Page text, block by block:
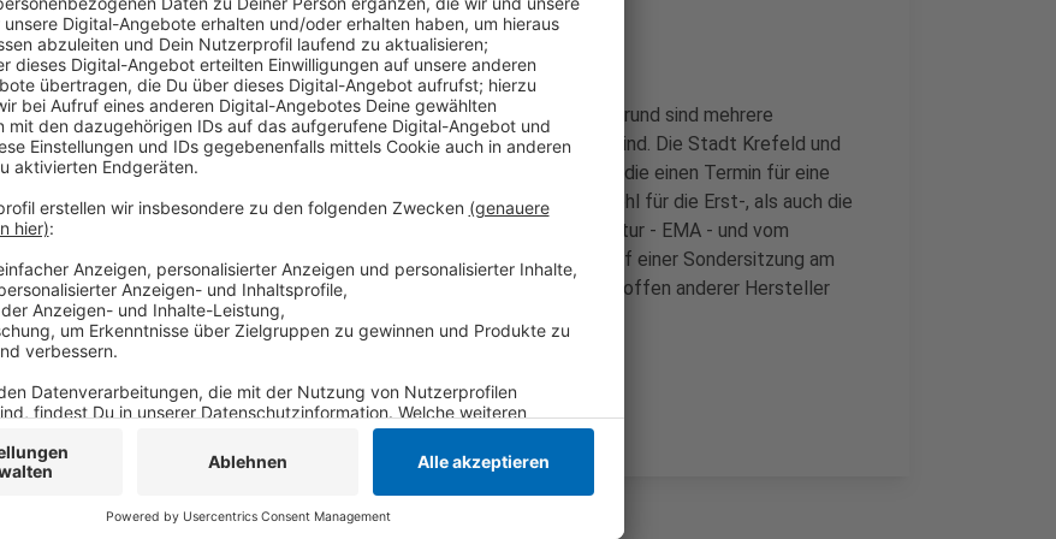
Anzeige
Der Impfstopp sei eine reine Vorsichtsmaßnahme, sagte Spahn. Grund sind mehrere
Meldungen über Blutgerinsel, die nach der Impfung aufgetreten sind. Die Stadt Krefeld und
der Kreis Viersen wollen sich jetzt mit allen in Verbindung setzen, die einen Termin für eine
AstraZeneca-Impfung haben. Ob und wann es neue Termine sowohl für die Erst-, als auch die
Zweitimpfung gibt, hänge von der Europäischen Arzneimittelagentur - EMA - und vom
Bundesgesundheitsministerium ab. Die EMA will den Impfstoff auf einer Sondersitzung am
Donnerstag neu bewerten. Die Impfungen mit den Corona-Impfstoffen anderer Hersteller
gehen planmäßig weiter.